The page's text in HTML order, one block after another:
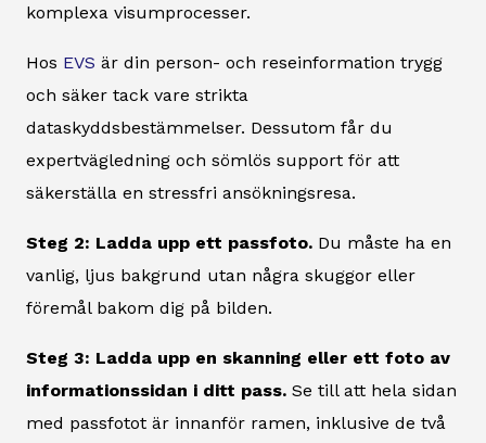
komplexa visumprocesser.
Hos EVS är din person- och reseinformation trygg
och säker tack vare strikta
dataskyddsbestämmelser. Dessutom får du
expertvägledning och sömlös support för att
säkerställa en stressfri ansökningsresa.
Steg 2: Ladda upp ett passfoto. Du måste ha en
vanlig, ljus bakgrund utan några skuggor eller
föremål bakom dig på bilden.
Steg 3: Ladda upp en skanning eller ett foto av
informationssidan i ditt pass. Se till att hela sidan
med passfotot är innanför ramen, inklusive de två